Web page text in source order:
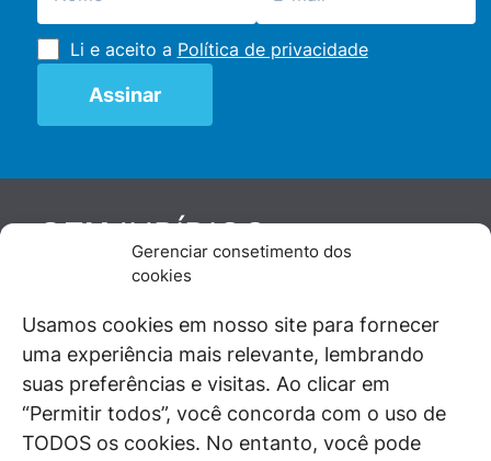
Gerenciar consetimento dos
cookies
Usamos cookies em nosso site para fornecer
uma experiência mais relevante, lembrando
suas preferências e visitas. Ao clicar em
“Permitir todos”, você concorda com o uso de
TODOS os cookies. No entanto, você pode
Li e aceito a Política de privacidade
GENJURÍDICO
De maneira independente, os autores e
juristas e doutrinadores nacionais, se posicionam
diante de questões relevantes do cotidiano e
universo jurídico.